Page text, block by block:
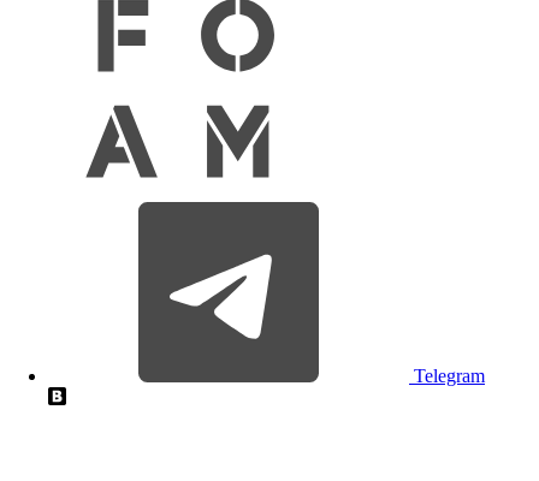
Telegram